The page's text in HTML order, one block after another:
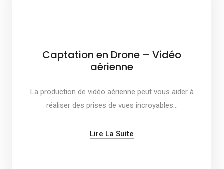
Captation en Drone – Vidéo
aérienne
La production de vidéo aérienne peut vous aider à
réaliser des prises de vues incroyables…
Lire La Suite